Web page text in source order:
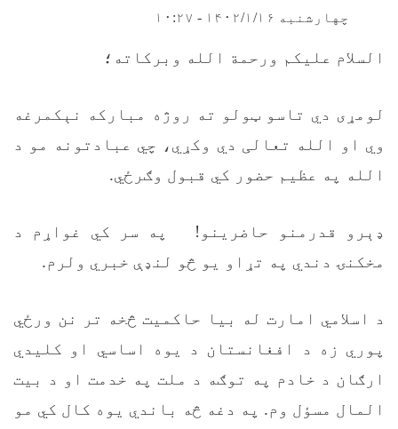
چهارشنبه ۱۴۰۲/۱/۱۶ - ۱۰:۲۷
السلام علیکم ورحمة الله وبرکاته؛
لومړی دي تاسو ټولو ته روژه مبارکه نېکمرغه
وي او الله تعالی دي وکړي، چي عبادتونه مو د
الله په عظیم حضور کي قبول وګرځي.
ډېرو قدرمنو حاضرینو! په سر کي غواړم د
مخکنۍ دندي په تړاو یو څو لنډې خبري ولرم.
د اسلامي امارت له بیا حاکمیت څخه تر نن ورځي
پوري زه د افغانستان د یوه اساسي او کلیدي
ارګان د خادم په توګه د ملت په خدمت او د بیت
المال مسؤل وم. په دغه څه باندي یوه کال کي مو